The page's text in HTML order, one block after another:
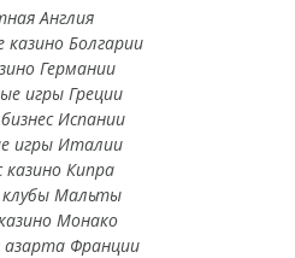
Англия
казино Болгарии
Германии
игры Греции
Испании
игры Италии
Кипра
клубы Мальты
Монако
азарта Франции